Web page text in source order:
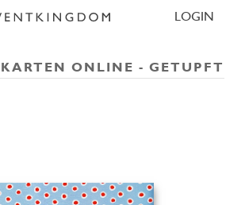
LOGIN
ONLINE - GETUPFT